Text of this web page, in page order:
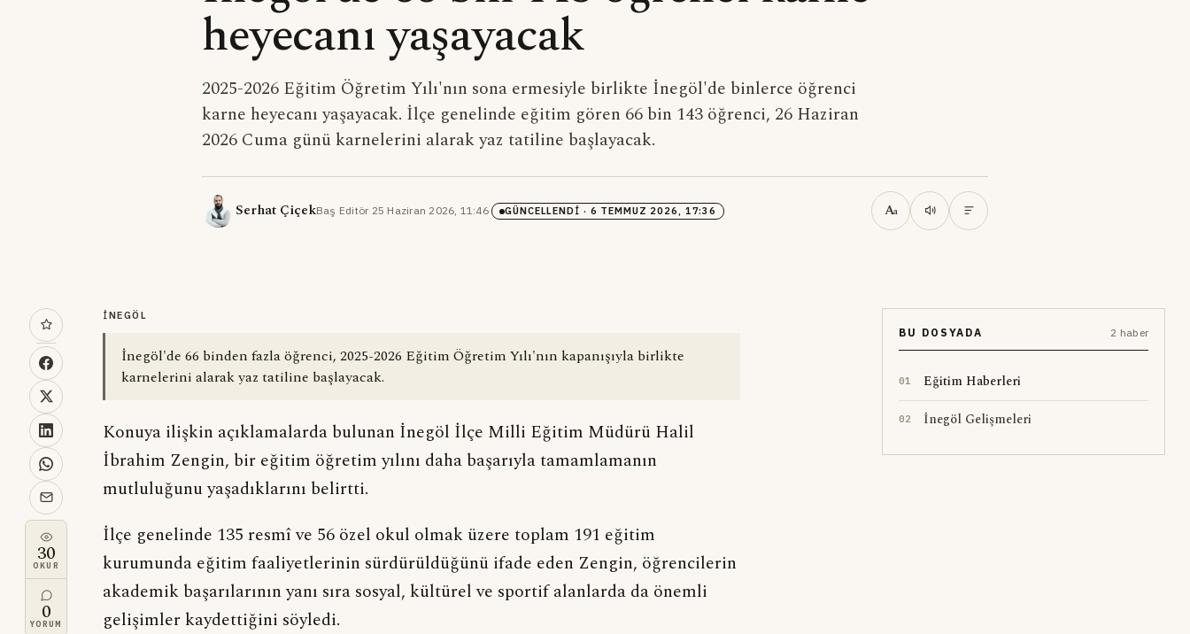
heyecanı yaşayacak
2025-2026 Eğitim Öğretim Yılı'nın sona ermesiyle birlikte İnegöl'de binlerce öğrenci
karne heyecanı yaşayacak. İlçe genelinde eğitim gören 66 bin 143 öğrenci, 26 Haziran
2026 Cuma günü karnelerini alarak yaz tatiline başlayacak.
Serhat ÇiçekBaş Editör· 25 Haziran 2026, 11:46· GÜNCELLENDI · 6 TEMMUZ 2026, 17:36 Aa
30
OKUR
0
YORUM
İNEGÖL
İnegöl'de 66 binden fazla öğrenci, 2025-2026 Eğitim Öğretim Yılı'nın kapanışıyla birlikte
karnelerini alarak yaz tatiline başlayacak.
Konuya ilişkin açıklamalarda bulunan İnegöl İlçe Milli Eğitim Müdürü Halil
İbrahim Zengin, bir eğitim öğretim yılını daha başarıyla tamamlamanın
mutluluğunu yaşadıklarını belirtti.
İlçe genelinde 135 resmî ve 56 özel okul olmak üzere toplam 191 eğitim
kurumunda eğitim faaliyetlerinin sürdürüldüğünü ifade eden Zengin, öğrencilerin
akademik başarılarının yanı sıra sosyal, kültürel ve sportif alanlarda da önemli
gelişimler kaydettiğini söyledi.
BU DOSYADA 2 haber
01 Eğitim Haberleri
02 İnegöl Gelişmeleri